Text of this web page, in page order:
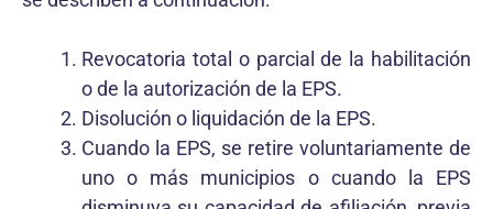
Revocatoria total o parcial de la habilitación
o de la autorización de la EPS.
Disolución o liquidación de la EPS.
Cuando la EPS, se retire voluntariamente de
uno o más municipios o cuando la EPS